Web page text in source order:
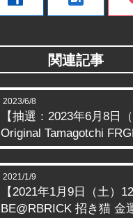
関連記事
2023/6/8
【抽選：2023年6月8日
Original Tamagotchi
2021/1/9
【2021年1月9日（土）12
BE@RBRICK 招き猫 金